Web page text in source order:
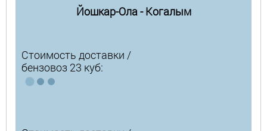
Йошкар-Ола - Когалым
Стоимость доставки /
бензовоз 23 куб: